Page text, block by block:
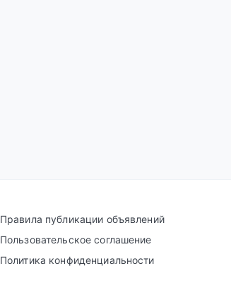
Правила публикации объявлений
Пользовательское соглашение
Политика конфиденциальности